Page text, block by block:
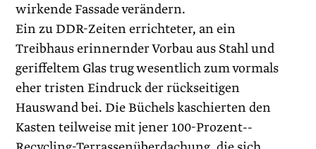
wirkende Fassade verändern.
Ein zu DDR-Zeiten errichteter, an ein
Treibhaus erinnernder Vorbau aus Stahl und
geriffeltem Glas trug wesentlich zum vormals
eher tristen Eindruck der rückseitigen
Hauswand bei. Die Büchels kaschierten den
Kasten teilweise mit jener 100-­Prozent‑­­